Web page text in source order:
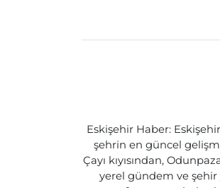
Eskişehir Haber:
şehrin en güncel
Çayı kıyısından,
yerel gündem ve şehir